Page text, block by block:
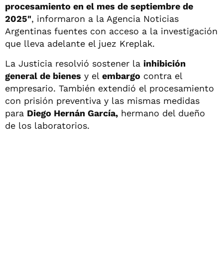
procesamiento en el mes de septiembre de
2025", informaron a la Agencia Noticias
Argentinas fuentes con acceso a la investigación
que lleva adelante el juez Kreplak.
La Justicia resolvió sostener la inhibición
general de bienes y el embargo contra el
empresario. También extendió el procesamiento
con prisión preventiva y las mismas medidas
para Diego Hernán García, hermano del dueño
de los laboratorios.